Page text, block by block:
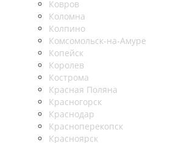
Ковров
Коломна
Колпино
Комсомольск-на-Амуре
Копейск
Королев
Кострома
Красная Поляна
Красногорск
Краснодар
Красноперекопск
Красноярск